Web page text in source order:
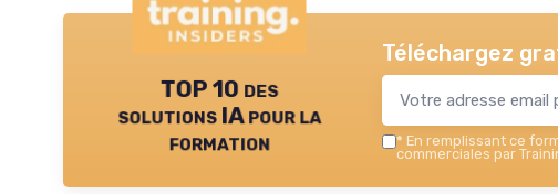
TOP 10 des
solutions IA pour la
formation
Téléchargez
* En remplissant ce
commerciales par